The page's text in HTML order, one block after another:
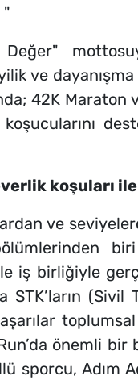
"
Değer"
ve
42K Maraton
koşuları
ve
iş birliğiyle
STK’ların
önemli bir
sporcu, Adım